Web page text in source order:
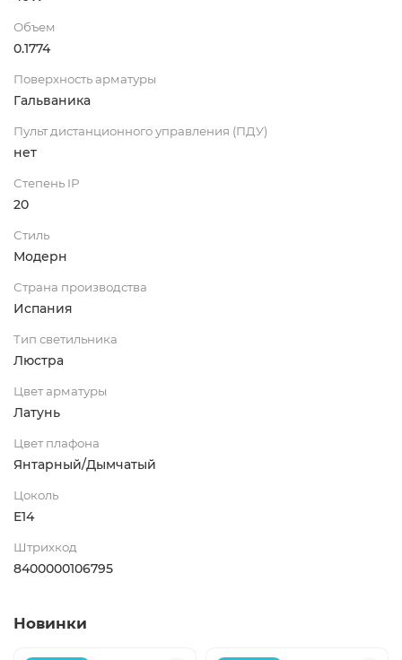
Объем
0.1774
Поверхность арматуры
Гальваника
Пульт дистанционного управления (ПДУ)
нет
Степень IP
20
Стиль
Модерн
Страна производства
Испания
Тип светильника
Люстра
Цвет арматуры
Латунь
Цвет плафона
Янтарный/Дымчатый
Цоколь
E14
Штрихкод
8400000106795
Новинки